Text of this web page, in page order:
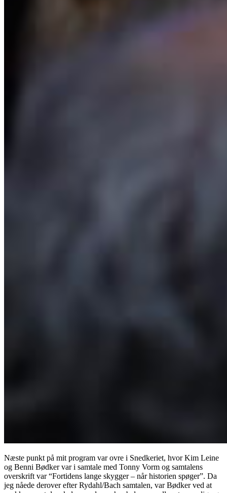
Næste punkt på mit program var ovre i Snedkeriet, hvor Kim Leine
og Benni Bødker var i samtale med Tonny Vorm og samtalens
overskrift var “Fortidens lange skygger – når historien spøger”. Da
jeg nåede derover efter Rydahl/Bach samtalen, var Bødker ved at